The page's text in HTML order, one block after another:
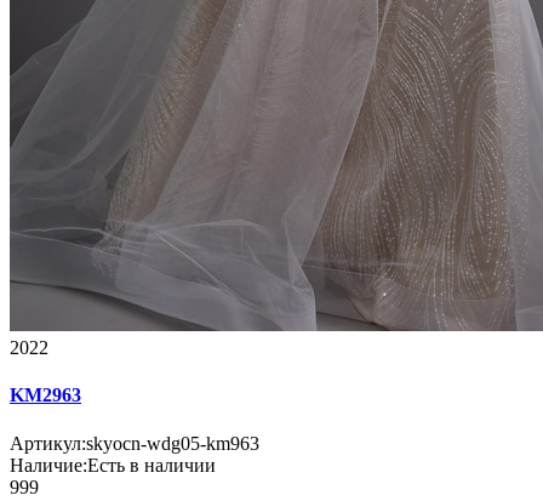
2022
KM2963
Артикул:skyocn-wdg05-km963
Наличие:Есть в наличии
999